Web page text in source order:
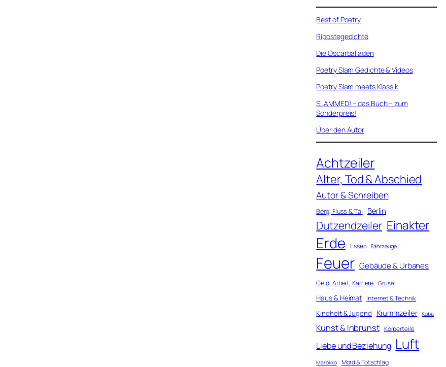
Best of Poetry
Ripostegedichte
Die Oscarballaden
Poetry Slam Gedichte & Videos
Poetry Slam meets Klassik
SLAMMED! – das Buch – zum
Sonderpreis!
Über den Autor
Achtzeiler
Alter, Tod & Abschied
Autor & Schreiben
Berg, Fluss & Tal Berlin
Dutzendzeiler Einakter
Erde Essen Fahrzeuge
Feuer Gebäude & Urbanes
Geld, Arbeit, Karriere Grusel
Haus & Heimat Internet & Technik
Kindheit & Jugend Krummzeiler Kuba
Kunst & Inbrunst Körperteile
Liebe und Beziehung Luft
Marokko Mord & Totschlag